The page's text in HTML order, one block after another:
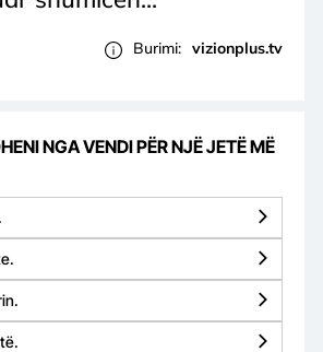
Burimi: vizionplus.tv
NGA VENDI PËR NJË JETË MË